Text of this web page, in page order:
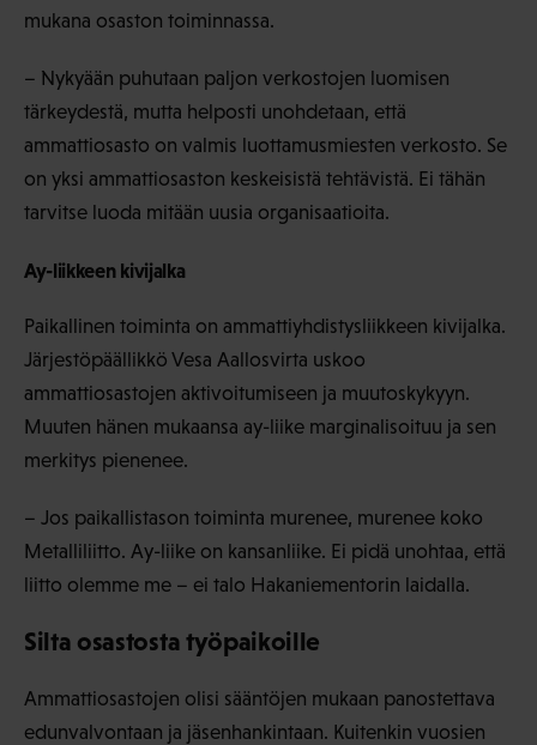
mukana osaston toiminnassa.
– Nykyään puhutaan paljon verkostojen luomisen
tärkeydestä, mutta helposti unohdetaan, että
ammattiosasto on valmis luottamusmiesten verkosto. Se
on yksi ammattiosaston keskeisistä tehtävistä. Ei tähän
tarvitse luoda mitään uusia organisaatioita.
Ay-liikkeen kivijalka
Paikallinen toiminta on ammattiyhdistysliikkeen kivijalka.
Järjestöpäällikkö Vesa Aallosvirta uskoo
ammattiosastojen aktivoitumiseen ja muutoskykyyn.
Muuten hänen mukaansa ay-liike marginalisoituu ja sen
merkitys pienenee.
– Jos paikallistason toiminta murenee, murenee koko
Metalliliitto. Ay-liike on kansanliike. Ei pidä unohtaa, että
liitto olemme me – ei talo Hakaniementorin laidalla.
Silta osastosta työpaikoille
Ammattiosastojen olisi sääntöjen mukaan panostettava
edunvalvontaan ja jäsenhankintaan. Kuitenkin vuosien